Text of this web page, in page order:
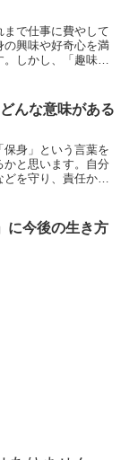
で仕事に費やして
の興味や好奇心を満
。しかし、「趣味が
たに、新たな扉を開
うな本...
んな意味がある
身」という言葉を
と思います。自分
を守り、責任から
ない人たちにとっ
状況はほ...
に今後の生き方